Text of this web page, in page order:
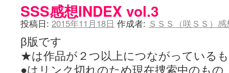
SSS感想INDEX vol.3
投稿日: 2015年11月18日 作成者: ＳＳＳ（咲ＳＳ）
β版です
★は作品が２つ以上につながっている
●はリンク切れのため現在捜索中のもの